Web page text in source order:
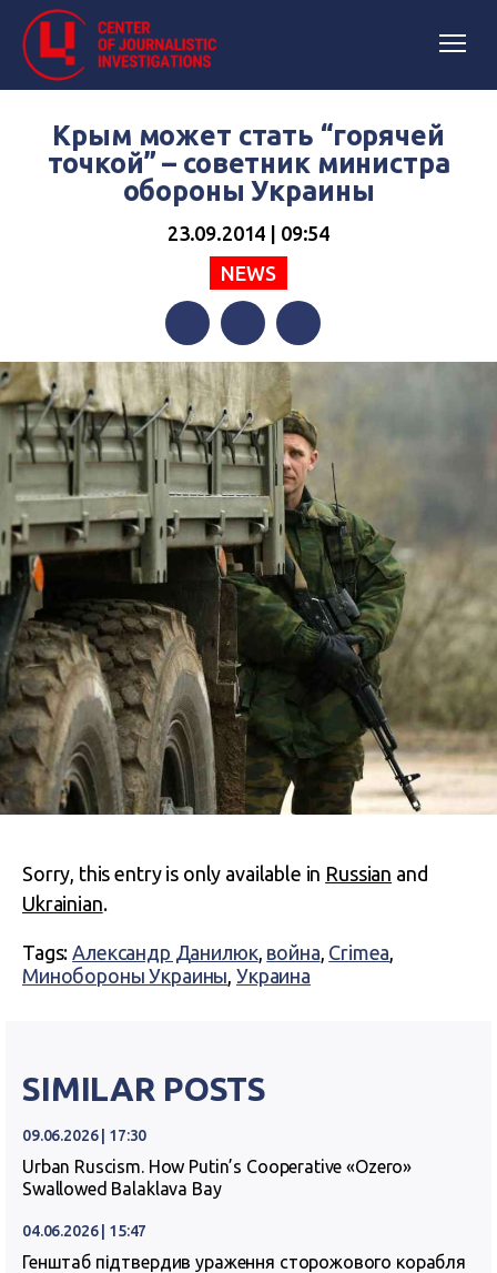
Крым может стать “горячей
точкой” – советник министра
обороны Украины
23.09.2014 | 09:54
NEWS
FacebookTwitterTelegram
Sorry, this entry is only available in Russian and
Ukrainian.
Tags:Александр Данилюк, война, Crimea,
Минобороны Украины,Украина
SIMILAR POSTS
09.06.2026 | 17:30
Urban Ruscism. How Putin’s Cooperative «Ozero»
Swallowed Balaklava Bay
04.06.2026 | 15:47
Генштаб підтвердив ураження сторожового корабля